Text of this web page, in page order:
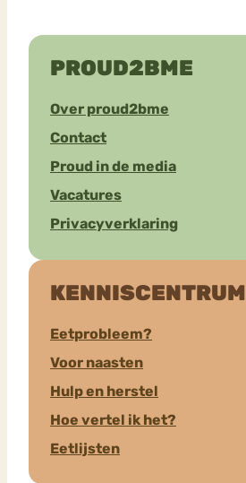
PROUD2BME
Over proud2bme
Contact
Proud in de media
Vacatures
Privacyverklaring
KENNISCENTRUM
Eetprobleem?
Voor naasten
Hulp en herstel
Hoe vertel ik het?
Eetlijsten